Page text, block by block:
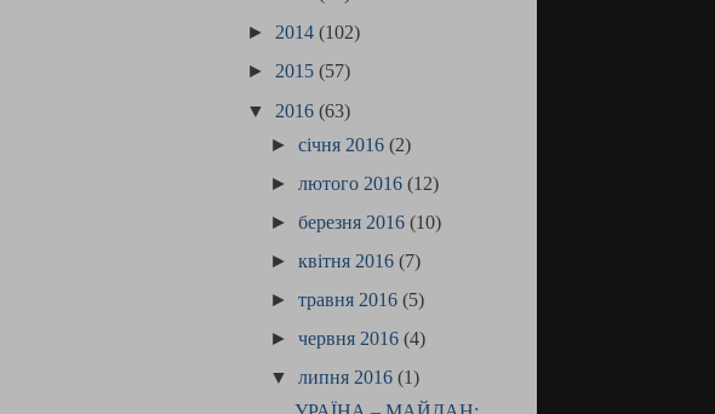
► 2014 (102)
► 2015 (57)
▼ 2016 (63)
►січня 2016(2)
►лютого 2016(12)
►березня 2016(10)
►квітня 2016(7)
►травня 2016(5)
►червня 2016(4)
▼липня 2016(1)